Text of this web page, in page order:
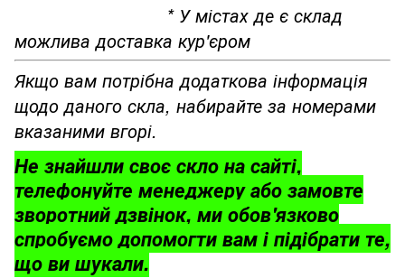
* У містах де є склад
можлива доставка кур'єром
Якщо вам потрібна додаткова інформація
щодо даного скла, набирайте за номерами
вказаними вгорі.
Не знайшли своє скло на сайті,
телефонуйте менеджеру або замовте
зворотний дзвінок, ми обов'язково
спробуємо допомогти вам і підібрати те,
що ви шукали.